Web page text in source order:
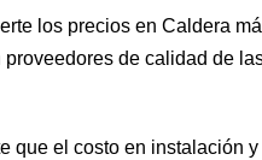
los precios en Caldera
de calidad de
que el costo en instalación